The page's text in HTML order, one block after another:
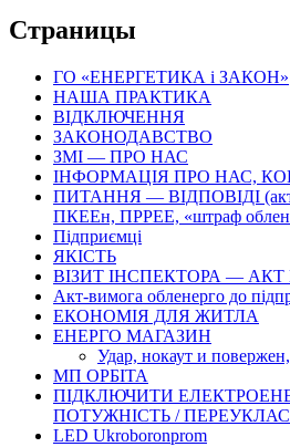
Страницы
ГО «ЕНЕРГЕТИКА і ЗАКОН»
НАША ПРАКТИКА
ВІДКЛЮЧЕННЯ
ЗАКОНОДАВСТВО
ЗМІ — ПРО НАС
ІНФОРМАЦІЯ ПРО НАС,
ПИТАННЯ — ВІДПОВІДІ
ПКЕЕн, ПРРЕЕ, «штраф
Підприємці
ЯКІСТЬ
ВІЗИТ ІНСПЕКТОРА — АКТ
Акт-вимога обленерго до
ЕКОНОМІЯ ДЛЯ ЖИТЛА
ЕНЕРГО МАГАЗИН
Удар, нокаут и
МП ОРБІТА
ПІДКЛЮЧИТИ
ПОТУЖНІСТЬ /
LED Ukroboronprom